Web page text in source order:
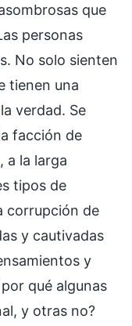
que
personas
No solo sienten
tienen una
verdad. Se
facción de
a la larga
tipos de
corrupción de
y cautivadas
y
qué algunas
y otras no?